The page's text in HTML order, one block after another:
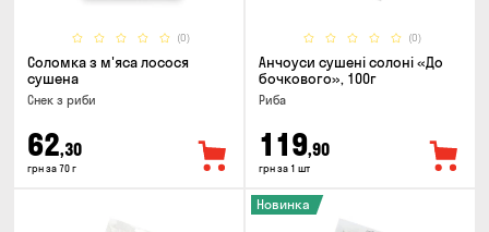
(0)
Соломка з м'яса лосося
сушена
Снек з риби
62,30
грн за 70 г
(0)
Анчоуси сушені солоні «До
бочкового», 100г
Риба
119,90
грн за 1 шт
Новинка